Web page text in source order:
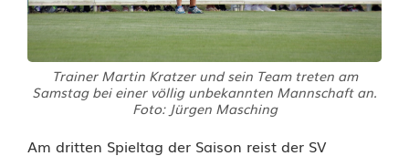
n
w
ö
Trainer Martin Kratzer und sein Team treten am
Samstag bei einer völlig unbekannten Mannschaft an.
Foto: Jürgen Masching
Am dritten Spieltag der Saison reist der SV